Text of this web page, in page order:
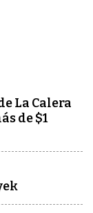
La Calera
de $1